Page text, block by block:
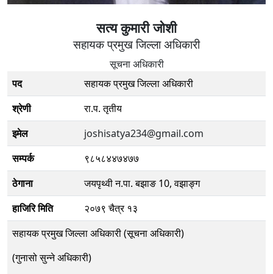
सत्य कुमारी जोशी
सहायक प्रमुख जिल्ला अधिकारी
सूचना अधिकारी
पद
सहायक प्रमुख जिल्ला अधिकारी
श्रेणी
रा.प. तृतीय
इमेल
joshisatya234@gmail.com
सम्पर्क
९८५८४४७४७७
ठेगाना
जयपृथ्वी न.पा. बझाङ 10, वझाङ्ग
हाजिरि मिति
२०७९ चैत्र १३
सहायक प्रमुख जिल्ला अधिकारी (सूचना अधिकारी)
(गुनासो सुन्ने अधिकारी)